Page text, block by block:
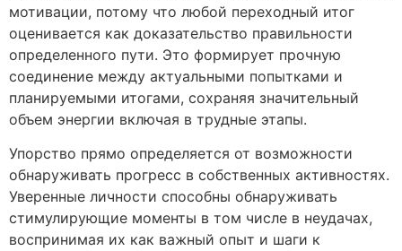
мотивации, потому что любой переходный итог
оценивается как доказательство правильности
определенного пути. Это формирует прочную
соединение между актуальными попытками и
планируемыми итогами, сохраняя значительный
объем энергии включая в трудные этапы.
Упорство прямо определяется от возможности
обнаруживать прогресс в собственных активностях.
Уверенные личности способны обнаруживать
стимулирующие моменты в том числе в неудачах,
воспринимая их как важный опыт и шаги к